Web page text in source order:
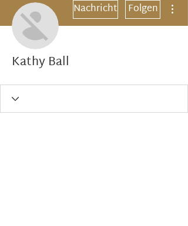
Nachricht Folgen
Kathy Ball